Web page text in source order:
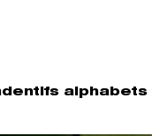
alphabets